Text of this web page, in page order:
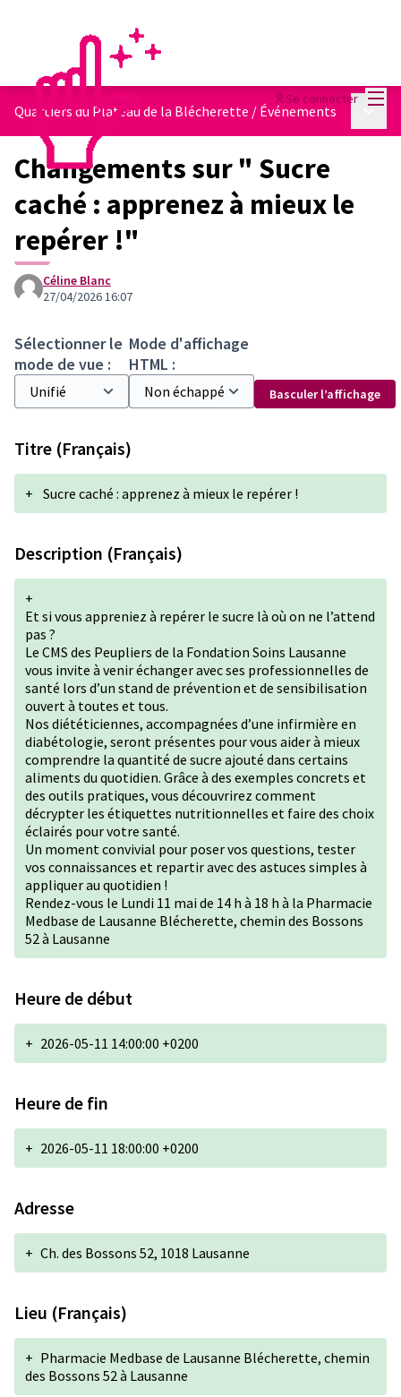
Se connecter
Quartiers du Plateau de la Blécherette / Événements
Changements sur " Sucre
caché : apprenez à mieux le
repérer !"
Céline Blanc
27/04/2026 16:07
Sélectionner le
mode de vue :
Mode d'affichage
HTML :
Basculer l’affichage
Titre (Français)
+ Sucre caché : apprenez à mieux le repérer !
Description (Français)
+
Et si vous appreniez à repérer le sucre là où on ne l’attend
pas ?
Le CMS des Peupliers de la Fondation Soins Lausanne
vous invite à venir échanger avec ses professionnelles de
santé lors d’un stand de prévention et de sensibilisation
ouvert à toutes et tous.
Nos diététiciennes, accompagnées d’une infirmière en
diabétologie, seront présentes pour vous aider à mieux
comprendre la quantité de sucre ajouté dans certains
aliments du quotidien. Grâce à des exemples concrets et
des outils pratiques, vous découvrirez comment
décrypter les étiquettes nutritionnelles et faire des choix
éclairés pour votre santé.
Un moment convivial pour poser vos questions, tester
vos connaissances et repartir avec des astuces simples à
appliquer au quotidien !
Rendez-vous le Lundi 11 mai de 14 h à 18 h à la Pharmacie
Medbase de Lausanne Blécherette, chemin des Bossons
52 à Lausanne
Heure de début
+ 2026-05-11 14:00:00 +0200
Heure de fin
+ 2026-05-11 18:00:00 +0200
Adresse
+ Ch. des Bossons 52, 1018 Lausanne
Lieu (Français)
+ Pharmacie Medbase de Lausanne Blécherette, chemin
des Bossons 52 à Lausanne